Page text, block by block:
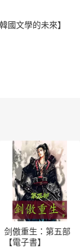
，為孩子們的人
究所畢業。現任
詩集《善遞饅
版《花開了》、
作手作服，目
裁縫和Zine，傳
國文學的未來】
剑傲重生：第五部
【電子書】